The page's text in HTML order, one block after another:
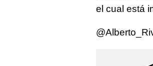
el cual está